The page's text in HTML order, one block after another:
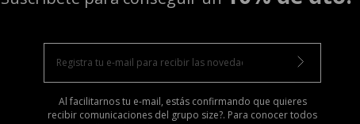
Al facilitarnos tu e-mail, estás confirmando que quieres
recibir comunicaciones del grupo size?. Para conocer todos